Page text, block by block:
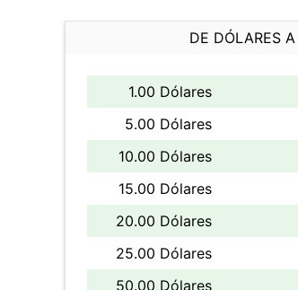
DE DÓLARES
1.00 Dólares
5.00 Dólares
10.00 Dólares
15.00 Dólares
20.00 Dólares
25.00 Dólares
50.00 Dólares